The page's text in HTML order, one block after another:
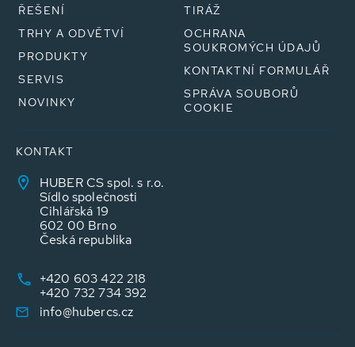
ŘEŠENÍ
TRHY A ODVĚTVÍ
PRODUKTY
SERVIS
NOVINKY
TIRÁŽ
OCHRANA
SOUKROMÝCH ÚDAJŮ
KONTAKTNÍ FORMULÁŘ
SPRÁVA SOUBORŮ
COOKIE
KONTAKT
HUBER CS spol. s r.o.
Sídlo společnosti
Cihlářská 19
602 00 Brno
Česká republika
+420 603 422 218
+420 732 734 392
info@hubercs.cz